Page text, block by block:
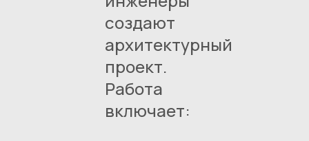
создают
архитектурный
проект.
Работа
включает: